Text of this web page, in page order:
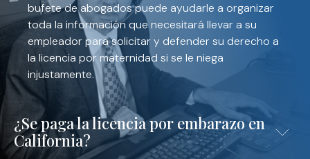
bufete de abogados puede ayudarle a organizar
toda la información que necesitará llevar a su
empleador para solicitar y defender su derecho a
la licencia por maternidad si se le niega
injustamente.
¿Se paga la licencia por embarazo en
California?